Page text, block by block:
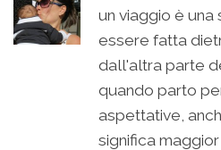
un viaggio è
essere fatta
dall'altra parte
quando parto
aspettative,
significa